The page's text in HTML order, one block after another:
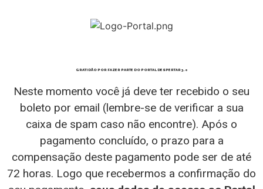
GRATIDÃO POR FAZER PARTE DO PORTAL DESPERTAR 3.0
Neste momento você já deve ter recebido o seu
boleto por email (lembre-se de verificar a sua
caixa de spam caso não encontre). Após o
pagamento concluído, o prazo para a
compensação deste pagamento pode ser de até
72 horas. Logo que recebermos a confirmação do